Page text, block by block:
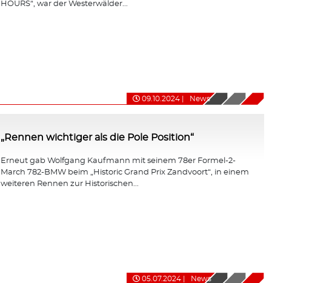
HOURS“, war der Westerwälder...
09.10.2024 News
„Rennen wichtiger als die Pole Position“
Erneut gab Wolfgang Kaufmann mit seinem 78er Formel-2-
March 782-BMW beim „Historic Grand Prix Zandvoort“, in einem
weiteren Rennen zur Historischen...
05.07.2024 News